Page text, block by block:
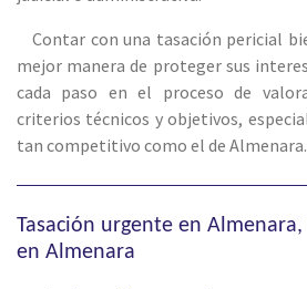
Contar con una tasación pericial
mejor manera de proteger sus
cada paso en el proceso de
criterios técnicos y objetivos,
tan competitivo como el de Almenara.
Tasación urgente en
en Almenara